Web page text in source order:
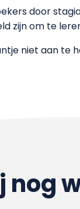
door
zijn om te
niet aan te
nog